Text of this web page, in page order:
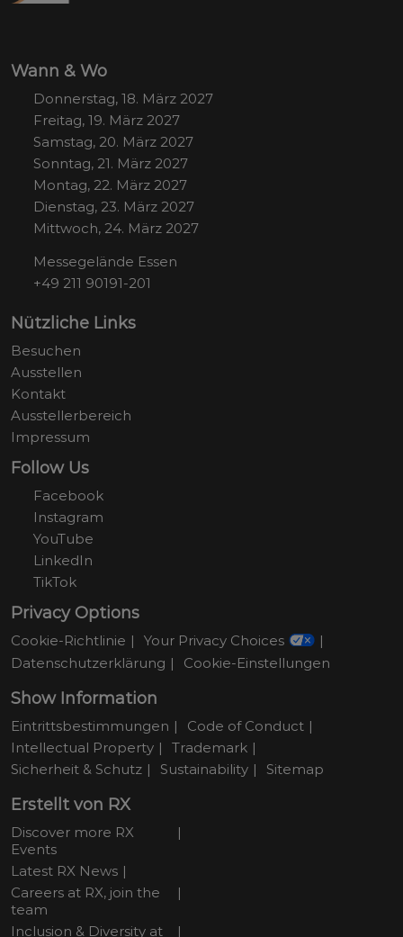
Wann & Wo
Donnerstag, 18. März 2027
Freitag, 19. März 2027
Samstag, 20. März 2027
Sonntag, 21. März 2027
Montag, 22. März 2027
Dienstag, 23. März 2027
Mittwoch, 24. März 2027
Messegelände Essen
+49 211 90191-201
Nützliche Links
Besuchen
Ausstellen
Kontakt
Ausstellerbereich
Impressum
Follow Us
Facebook
Instagram
YouTube
LinkedIn
TikTok
Privacy Options
Cookie-Richtlinie
Your Privacy Choices
Datenschutzerklärung
Cookie-Einstellungen
Show Information
Eintrittsbestimmungen
Code of Conduct
Intellectual Property
Trademark
Sicherheit & Schutz
Sustainability Sitemap
Erstellt von RX
Discover more RX
Events
Latest RX News
Careers at RX, join the
team
Inclusion & Diversity at